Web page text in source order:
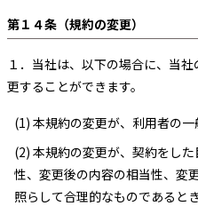
第１４条（規約の変更）
１． 当社は、以下の場合に、当
更することができます。
(1) 本規約の変更が、利用者の一
(2) 本規約の変更が、契約をし
性、変更後の内容の相当性、変
照らして合理的なものであるとき